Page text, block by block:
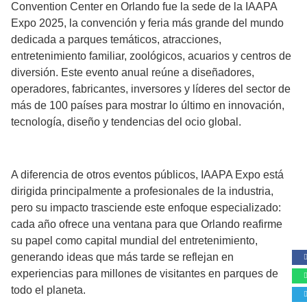
Convention Center en Orlando fue la sede de la IAAPA
Expo 2025, la convención y feria más grande del mundo
dedicada a parques temáticos, atracciones,
entretenimiento familiar, zoológicos, acuarios y centros de
diversión. Este evento anual reúne a diseñadores,
operadores, fabricantes, inversores y líderes del sector de
más de 100 países para mostrar lo último en innovación,
tecnología, diseño y tendencias del ocio global.
A diferencia de otros eventos públicos, IAAPA Expo está
dirigida principalmente a profesionales de la industria,
pero su impacto trasciende este enfoque especializado:
cada año ofrece una ventana para que Orlando reafirme
su papel como capital mundial del entretenimiento,
generando ideas que más tarde se reflejan en
experiencias para millones de visitantes en parques de
todo el planeta.